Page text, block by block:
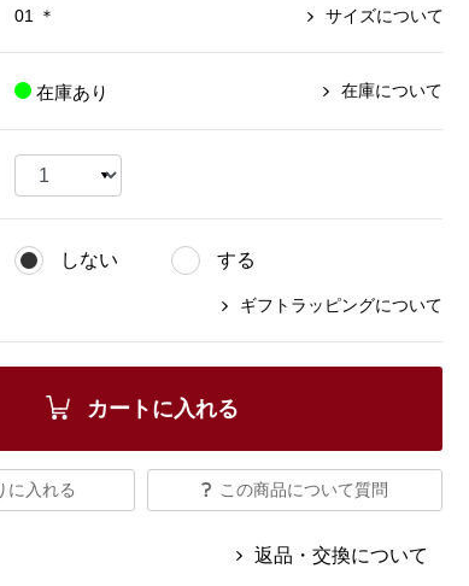
ザ･ノース･フェイス
ヘリーハンセン
おすすめ特集
【特集】Travel Partner／トラベル
【特集】HELLY HANSEN／ヘリー
ハンセン
おすすめカタログ
BOGARD August 2026 vol.181
おすすめ特集
【特集】ベーシックアイテム for
Ladies
ルボタンのアルパカ混ニット
【特集】William Morris／ウィリア
ム･モリス
【特集】使いやすさを追求した 防
おすすめ特集
【特集】VECUA GRAND PREMIUM
【特集】〈銀座 梅林〉国産ヒレ肉
01 ＊ サイズについて
在庫あり 在庫について
しない する
ギフトラッピングについて
カートに入れる
に入れる この商品について質問
返品・交換について